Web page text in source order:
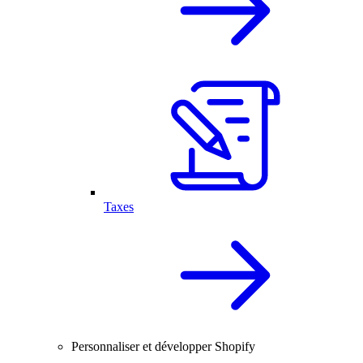
Taxes
Personnaliser et développer Shopify